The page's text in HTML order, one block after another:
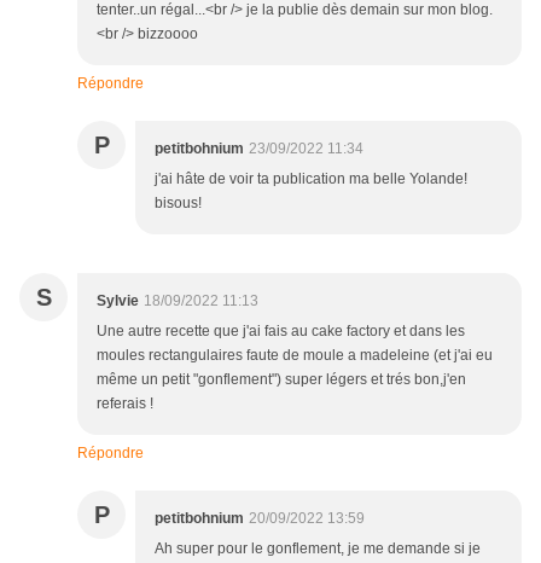
tenter..un régal...<br /> je la publie dès demain sur mon blog.
<br /> bizzoooo
Répondre
P petitbohnium 23/09/2022 11:34
j'ai hâte de voir ta publication ma belle Yolande!
bisous!
S Sylvie 18/09/2022 11:13
Une autre recette que j'ai fais au cake factory et dans les
moules rectangulaires faute de moule a madeleine (et j'ai eu
même un petit "gonflement") super légers et trés bon,j'en
referais !
Répondre
P petitbohnium 20/09/2022 13:59
Ah super pour le gonflement, je me demande si je